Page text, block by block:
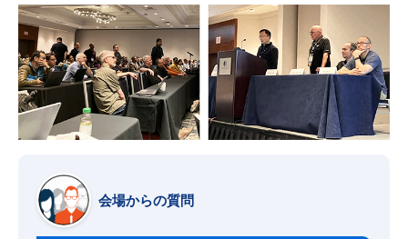
会場からの質問